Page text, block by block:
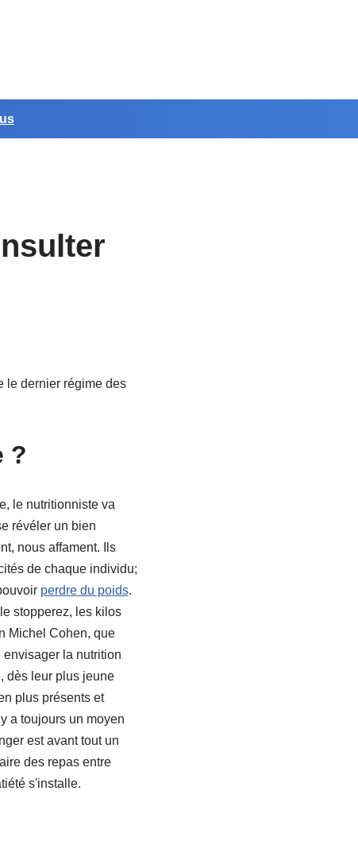
le dernier régime des
?
le nutritionniste va
révéler un bien
nous affament. Ils
de chaque individu;
perdre du poids.
stopperez, les kilos
Michel Cohen, que
la nutrition
dès leur plus jeune
plus présents et
a toujours un moyen
est avant tout un
des repas entre
s'installe.